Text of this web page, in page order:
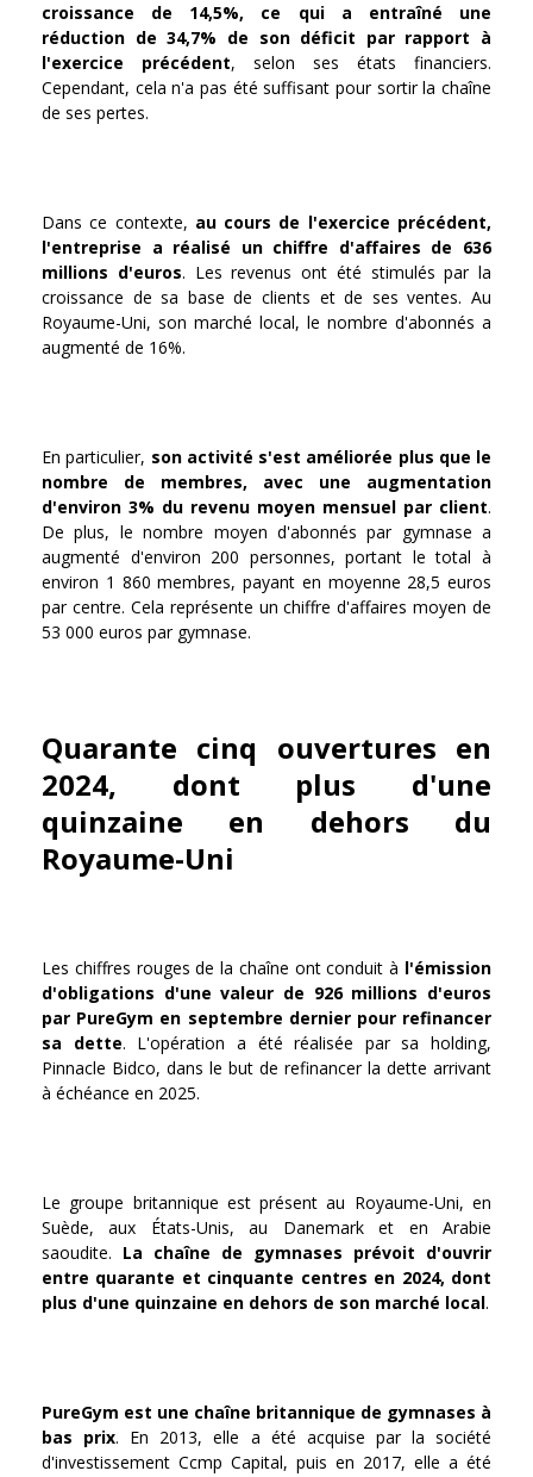
croissance de 14,5%, ce qui a entraîné une
réduction de 34,7% de son déficit par rapport à
l'exercice précédent, selon ses états financiers.
Cependant, cela n'a pas été suffisant pour sortir la chaîne
de ses pertes.
Dans ce contexte, au cours de l'exercice précédent,
l'entreprise a réalisé un chiffre d'affaires de 636
millions d'euros. Les revenus ont été stimulés par la
croissance de sa base de clients et de ses ventes. Au
Royaume-Uni, son marché local, le nombre d'abonnés a
augmenté de 16%.
En particulier, son activité s'est améliorée plus que le
nombre de membres, avec une augmentation
d'environ 3% du revenu moyen mensuel par client.
De plus, le nombre moyen d'abonnés par gymnase a
augmenté d'environ 200 personnes, portant le total à
environ 1 860 membres, payant en moyenne 28,5 euros
par centre. Cela représente un chiffre d'affaires moyen de
53 000 euros par gymnase.
Quarante cinq ouvertures en
2024, dont plus d'une
quinzaine en dehors du
Royaume-Uni
Les chiffres rouges de la chaîne ont conduit à l'émission
d'obligations d'une valeur de 926 millions d'euros
par PureGym en septembre dernier pour refinancer
sa dette. L'opération a été réalisée par sa holding,
Pinnacle Bidco, dans le but de refinancer la dette arrivant
à échéance en 2025.
Le groupe britannique est présent au Royaume-Uni, en
Suède, aux États-Unis, au Danemark et en Arabie
saoudite. La chaîne de gymnases prévoit d'ouvrir
entre quarante et cinquante centres en 2024, dont
plus d'une quinzaine en dehors de son marché local.
PureGym est une chaîne britannique de gymnases à
bas prix. En 2013, elle a été acquise par la société
d'investissement Ccmp Capital, puis en 2017, elle a été